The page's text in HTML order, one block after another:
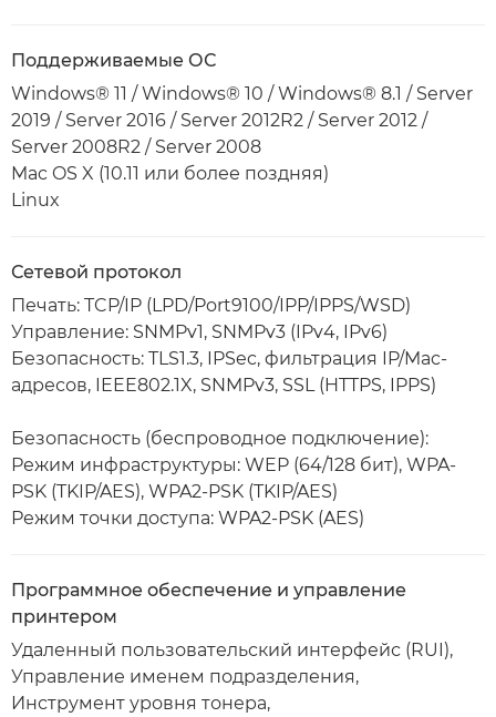
Поддерживаемые ОС
Windows® 11 / Windows® 10 / Windows® 8.1 / Server
2019 / Server 2016 / Server 2012R2 / Server 2012 /
Server 2008R2 / Server 2008
Mac OS X (10.11 или более поздняя)
Linux
Сетевой протокол
Печать: TCP/IP (LPD/Port9100/IPP/IPPS/WSD)
Управление: SNMPv1, SNMPv3 (IPv4, IPv6)
Безопасность: TLS1.3, IPSec, фильтрация IP/Mac-
адресов, IEEE802.1X, SNMPv3, SSL (HTTPS, IPPS)
Безопасность (беспроводное подключение):
Режим инфраструктуры: WEP (64/128 бит), WPA-
PSK (TKIP/AES), WPA2-PSK (TKIP/AES)
Режим точки доступа: WPA2-PSK (AES)
Программное обеспечение и управление
принтером
Удаленный пользовательский интерфейс (RUI),
Управление именем подразделения,
Инструмент уровня тонера,